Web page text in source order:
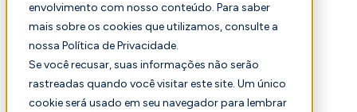
envolvimento com nosso conteúdo. Para saber
mais sobre os cookies que utilizamos, consulte a
nossa Política de Privacidade.
Se você recusar, suas informações não serão
rastreadas quando você visitar este site. Um único
cookie será usado em seu navegador para lembrar
Selecionado Comparação